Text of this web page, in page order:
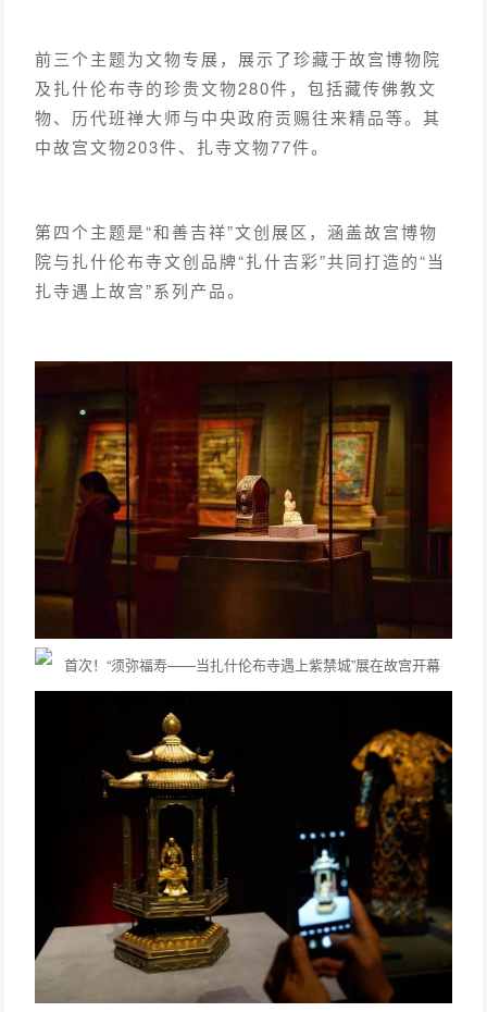
前三个主题为文物专展，展示了珍藏于故宫博物院
及扎什伦布寺的珍贵文物280件，包括藏传佛教文
物、历代班禅大师与中央政府贡赐往来精品等。其
中故宫文物203件、扎寺文物77件。
第四个主题是“和善吉祥”文创展区，涵盖故宫博物
院与扎什伦布寺文创品牌“扎什吉彩”共同打造的“当
扎寺遇上故宫”系列产品。